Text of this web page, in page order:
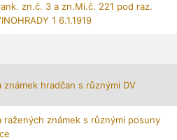
zn.č. 3 a zn.Mi.č. 221 pod raz.
1 6.1.1919
známek hradčan s různými DV
ražených známek s různými posuny